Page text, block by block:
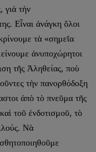
γιὰ τὴν
Εἶναι ἀνάγκη ὅλοι
τὰ «σημεῖα
ἀνυποχώρητοι
τῆς Ἀληθείας, ποὺ
τὴν πανορθόδοξη
ἀπὸ τὸ πνεῦμα τῆς
τοῦ ἐνδοτισμοῦ, τὸ
Νὰ